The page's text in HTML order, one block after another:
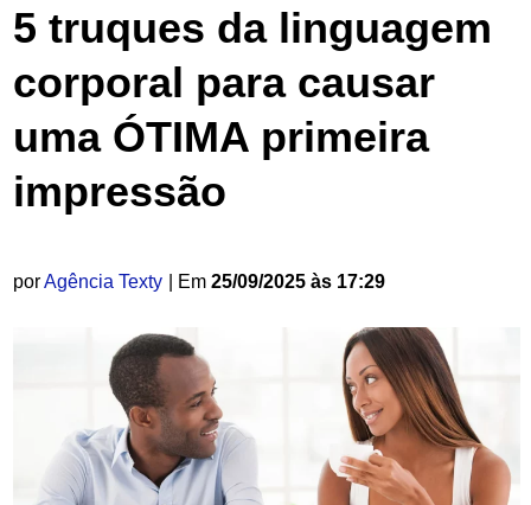
5 truques da linguagem
corporal para causar
uma ÓTIMA primeira
impressão
porAgência Texty | Em 25/09/2025 às 17:29